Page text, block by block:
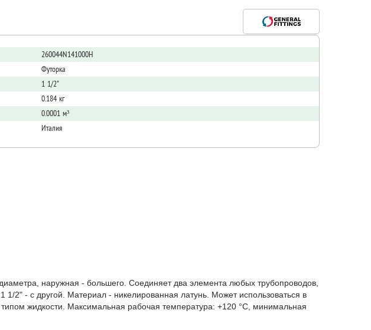
260044N141000H
Футорка
1 1/2"
0.184 кг
0.0001 м³
Италия
наружная - большего. Соединяет два элемента любых трубопроводов,
2" - с другой. Материал - никелированная латунь. Может использоваться в
жидкости. Максимальная рабочая температура: +120 °C, минимальная